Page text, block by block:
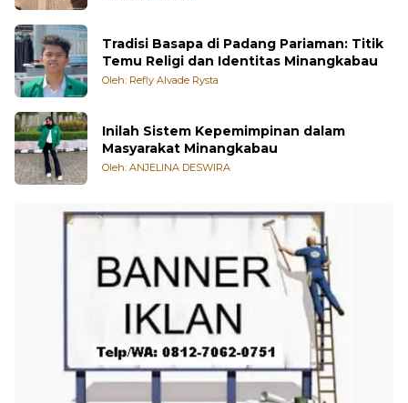
Tradisi Basapa di Padang Pariaman: Titik
Temu Religi dan Identitas Minangkabau
Oleh: Refly Alvade Rysta
Inilah Sistem Kepemimpinan dalam
Masyarakat Minangkabau
Oleh: ANJELINA DESWIRA